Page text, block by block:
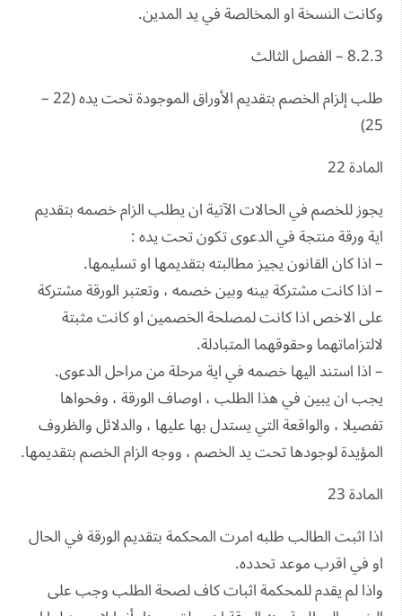
وكانت النسخة او المخالصة في يد المدين.
8.2.3 – الفصل الثالث
طلب إلزام الخصم بتقديم الأوراق الموجودة تحت يده (22 –
25)
المادة 22
يجوز للخصم في الحالات الآتية ان يطلب الزام خصمه بتقديم
اية ورقة منتجة في الدعوى تكون تحت يده :
– اذا كان القانون يجيز مطالبته بتقديمها او تسليمها.
– اذا كانت مشتركة بينه وبين خصمه ، وتعتبر الورقة مشتركة
على الاخص اذا كانت لمصلحة الخصمين او كانت مثبتة
لالتزاماتهما وحقوقهما المتبادلة.
– اذا استند اليها خصمه في اية مرحلة من مراحل الدعوى.
يجب ان يبين في هذا الطلب ، اوصاف الورقة ، وفحواها
تفصيلا ، والواقعة التي يستدل بها عليها ، والدلائل والظروف
المؤيدة لوجودها تحت يد الخصم ، ووجه الزام الخصم بتقديمها.
المادة 23
اذا اثبت الطالب طلبه امرت المحكمة بتقديم الورقة في الحال
او في اقرب موعد تحدده.
واذا لم يقدم للمحكمة اثبات كاف لصحة الطلب وجب على